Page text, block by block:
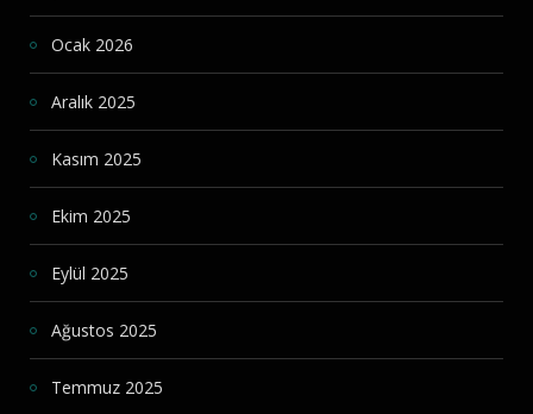
Ocak 2026
Aralık 2025
Kasım 2025
Ekim 2025
Eylül 2025
Ağustos 2025
Temmuz 2025